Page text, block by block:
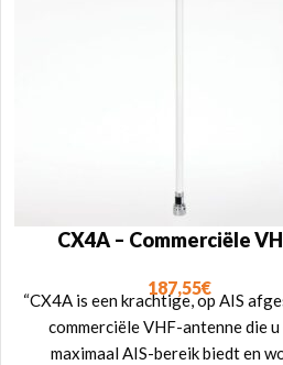
CX4A – Commerciële
187,55€
“CX4A is een krachtige, op AIS
commerciële VHF-antenne die u
maximaal AIS-bereik biedt en